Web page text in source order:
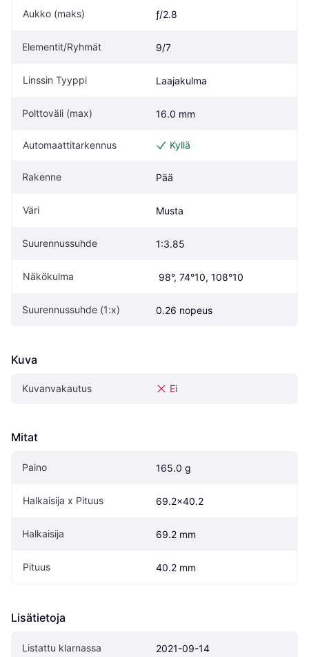
Aukko (maks) ƒ/2.8
Elementit/Ryhmät 9/7
Linssin Tyyppi Laajakulma
Polttoväli (max) 16.0 mm
Automaattitarkennus Kyllä
Rakenne Pää
Väri Musta
Suurennussuhde 1:3.85
Näkökulma 98°, 74°10, 108°10
Suurennussuhde (1:x) 0.26 nopeus
Kuva
Kuvanvakautus Ei
Mitat
Paino 165.0 g
Halkaisija x Pituus 69.2x40.2
Halkaisija 69.2 mm
Pituus 40.2 mm
Lisätietoja
Listattu klarnassa 2021-09-14